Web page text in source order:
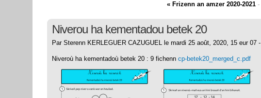
« Frizenn an amzer 2020-2021 -
Niverou ha kementadou betek 20
Par Sterenn KERLEGUER CAZUGUEL le mardi 25 août, 2020, 15 eur 07 -
Niveroù ha kementadoù betek 20 : 9 fichenncp-betek20_merged_c.pdf